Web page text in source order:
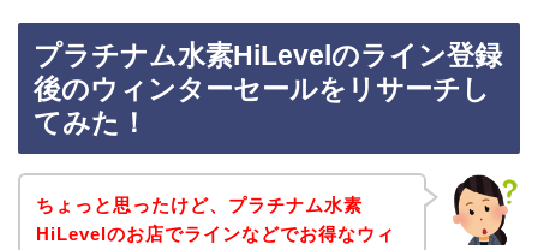
プラチナム水素HiLevelのライン登録
後のウィンターセールをリサーチし
てみた！
ちょっと思ったけど、プラチナム水素
HiLevelのお店でラインなどでお得なウィ